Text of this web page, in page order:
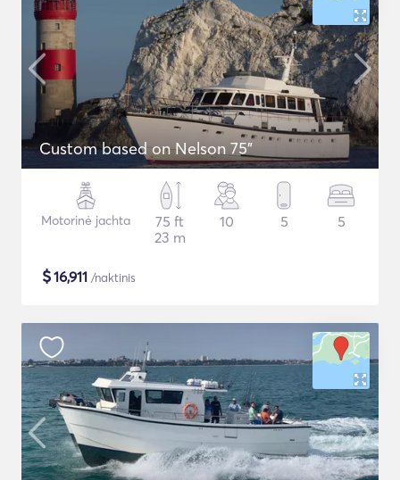
Custom based on Nelson 75"
Motorinė jachta
75 ft
23 m
10 5 5
$16,911 /naktinis